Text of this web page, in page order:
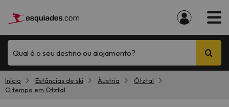
Qual é o seu destino ou alojamento?
Início Estâncias de ski Áustria
Ötztal
O tempo em Ötztal